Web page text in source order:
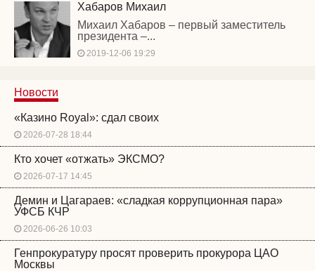
Хабаров Михаил
Михаил Хабаров – первый заместитель
президента –...
2019-12-06 19:29
Новости
«Казино Royal»: сдал своих
2026-07-28 18:44
Кто хочет «отжать» ЭКСМО?
2026-07-17 14:45
Демин и Цагараев: «сладкая коррупционная пара»
УФСБ КЧР
2026-06-26 10:03
Генпрокуратуру просят проверить прокурора ЦАО
Москвы